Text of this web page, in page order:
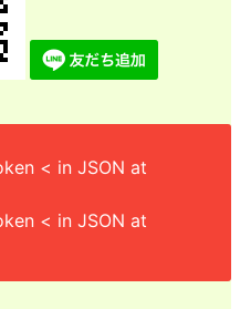
< in JSON at
< in JSON at